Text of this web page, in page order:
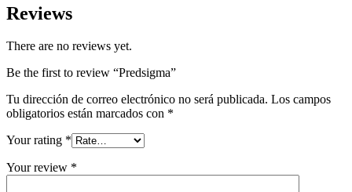
Reviews
There are no reviews yet.
Be the first to review “Predsigma”
Tu dirección de correo electrónico no será publicada. Los campos
obligatorios están marcados con *
Your rating *
Your review *